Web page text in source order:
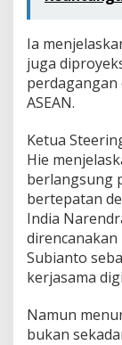
Ia
juga
perdagangan
ASEAN.
Ketua
Hie
berlangsung
bertepatan
India
Subianto
kerjasama
Namun
bukan